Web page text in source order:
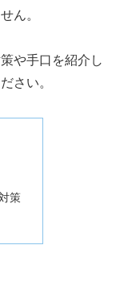
ん。
や手口を紹介し
さい。
策